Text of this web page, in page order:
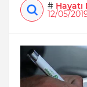
# Hayatı
12/05/